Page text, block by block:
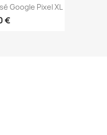
Google Pixel XL
€